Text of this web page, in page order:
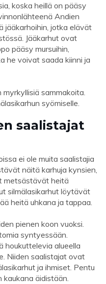
koska heillä on pääsy
Andien
jääkarhoihin, jotka elävät
Jääkarhut ovat
pääsy mursuihin,
he voivat saada kiinni ja
sammakoita.
syömiselle.
saalistajat
ei ole muita saalistajia
näitä karhuja kynsien,
metsästävät heitä
silmälasikarhut löytävät
heitä uhkana ja tappaa.
pienen koon vuoksi.
syntyessään.
alueella
Niiden saalistajat ovat
ja ihmiset. Pentu
kaukana äidistään.